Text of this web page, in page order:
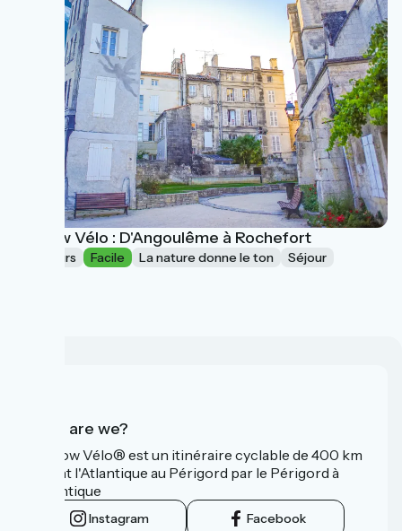
La Flow Vélo : D'Angoulême à Rochefort
5 jours Facile La nature donne le ton Séjour
Who are we?
La Flow Vélo® est un itinéraire cyclable de 400 km
reliant l'Atlantique au Périgord par le Périgord à
l’Atlantique
Instagram Facebook